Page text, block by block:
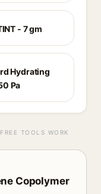
- 7 gm
Hydrating
Pa
TOOLS WORK
Copolymer